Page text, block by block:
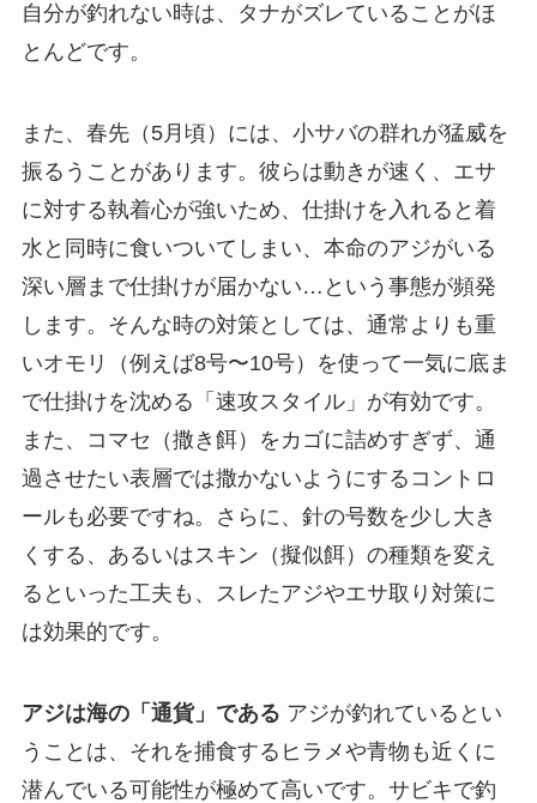
自分が釣れない時は、タナがズレていることがほ
とんどです。
また、春先（5月頃）には、小サバの群れが猛威を
振るうことがあります。彼らは動きが速く、エサ
に対する執着心が強いため、仕掛けを入れると着
水と同時に食いついてしまい、本命のアジがいる
深い層まで仕掛けが届かない…という事態が頻発
します。そんな時の対策としては、通常よりも重
いオモリ（例えば8号〜10号）を使って一気に底ま
で仕掛けを沈める「速攻スタイル」が有効です。
また、コマセ（撒き餌）をカゴに詰めすぎず、通
過させたい表層では撒かないようにするコントロ
ールも必要ですね。さらに、針の号数を少し大き
くする、あるいはスキン（擬似餌）の種類を変え
るといった工夫も、スレたアジやエサ取り対策に
は効果的です。
アジは海の「通貨」である アジが釣れているとい
うことは、それを捕食するヒラメや青物も近くに
潜んでいる可能性が極めて高いです。サビキで釣